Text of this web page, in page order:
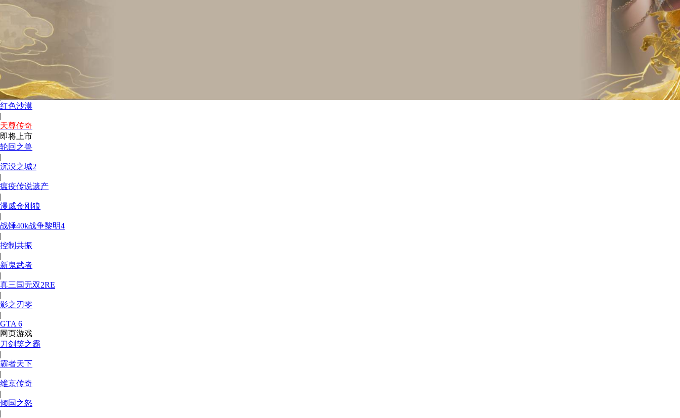
Ac4黑旗重制版
千年奇谭
哥特王朝re
|
回到1.76烧野猪
|
007初露锋芒
红色沙漠
|
天尊传奇
即将上市
轮回之兽
|
沉没之城2
|
瘟疫传说遗产
|
漫威金刚狼
|
战锤40k战争黎明4
|
控制共振
|
新鬼武者
|
真三国无双2RE
|
影之刃零
|
GTA 6
网页游戏
刀剑笑之霸
|
霸者天下
|
维京传奇
|
倾国之怒
|